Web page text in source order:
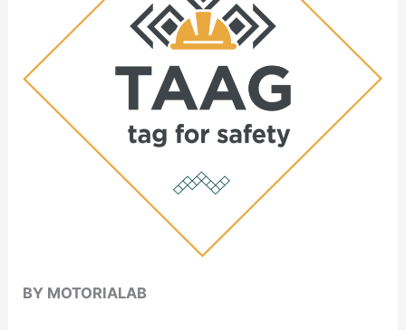
BY MOTORIALAB